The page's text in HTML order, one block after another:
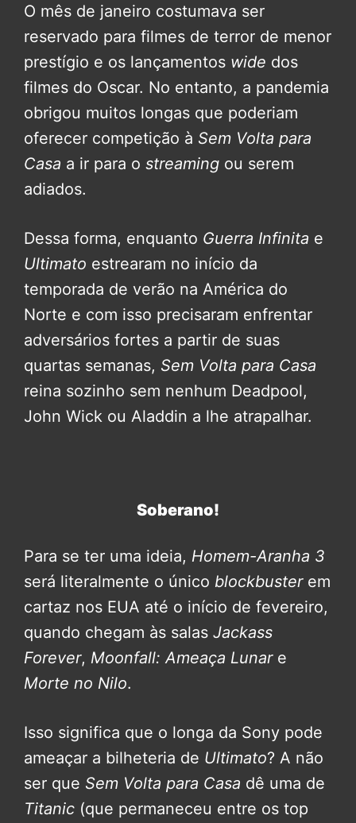
O mês de janeiro costumava ser
reservado para filmes de terror de menor
prestígio e os lançamentos wide dos
filmes do Oscar. No entanto, a pandemia
obrigou muitos longas que poderiam
oferecer competição à Sem Volta para
Casa a ir para o streaming ou serem
adiados.
Dessa forma, enquanto Guerra Infinita e
Ultimato estrearam no início da
temporada de verão na América do
Norte e com isso precisaram enfrentar
adversários fortes a partir de suas
quartas semanas, Sem Volta para Casa
reina sozinho sem nenhum Deadpool,
John Wick ou Aladdin a lhe atrapalhar.
Soberano!
Para se ter uma ideia, Homem-Aranha 3
será literalmente o único blockbusterem
cartaz nos EUA até o início de fevereiro,
quando chegam às salas Jackass
Forever, Moonfall: Ameaça Lunare
Morte no Nilo.
Isso significa que o longa da Sony pode
ameaçar a bilheteria de Ultimato? A não
ser que Sem Volta para Casa dê uma de
Titanic (que permaneceu entre os top